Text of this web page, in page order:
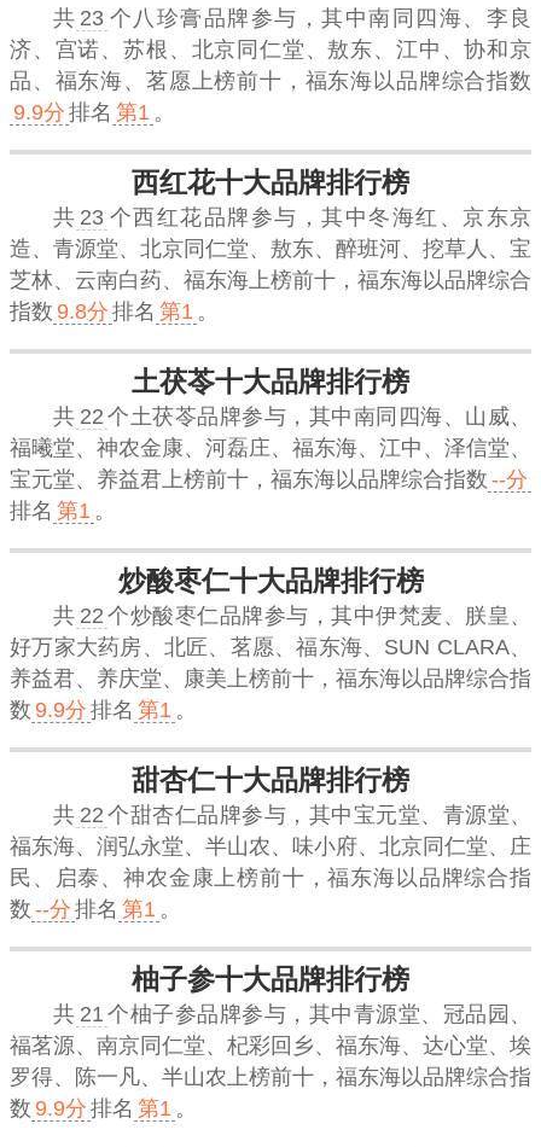
共 23 个八珍膏品牌参与，其中南同四海、李良
济、宫诺、苏根、北京同仁堂、敖东、江中、协和京
品、福东海、茗愿上榜前十， 福东海 以品牌综合指数
9.9分 排名 第1 。
西红花十大品牌排行榜
共 23 个西红花品牌参与，其中冬海红、京东京
造、青源堂、北京同仁堂、敖东、醉班河、挖草人、宝
芝林、云南白药、福东海上榜前十， 福东海以品牌综合
指数 9.8分 排名 第1 。
土茯苓十大品牌排行榜
共 22 个土茯苓品牌参与，其中南同四海、山威、
福曦堂、神农金康、河磊庄、福东海、江中、泽信堂、
宝元堂、养益君上榜前十， 福东海以品牌综合指数 --分
排名 第1 。
炒酸枣仁十大品牌排行榜
共 22 个炒酸枣仁品牌参与，其中伊梵麦、朕皇、
好万家大药房、北匠、茗愿、福东海、SUN CLARA、
养益君、养庆堂、康美上榜前十， 福东海以品牌综合指
数 9.9分 排名 第1 。
甜杏仁十大品牌排行榜
共 22 个甜杏仁品牌参与，其中宝元堂、青源堂、
福东海、润弘永堂、半山农、味小府、北京同仁堂、庄
民、启泰、神农金康上榜前十，福东海 以品牌综合指
数 --分 排名 第1 。
柚子参十大品牌排行榜
共 21 个柚子参品牌参与，其中青源堂、冠品园、
福茗源、南京同仁堂、杞彩回乡、福东海、达心堂、埃
罗得、陈一凡、半山农上榜前十， 福东海以品牌综合指
数 9.9分 排名 第1 。